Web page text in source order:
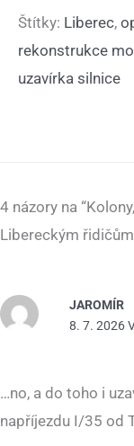
Štítky: Liberec,
rekonstrukce
uzavírka silnice
4 názory na
Libereckým
JAROMÍR
8. 7. 2026
…no, a do toho i
napříjezdu I/35 od